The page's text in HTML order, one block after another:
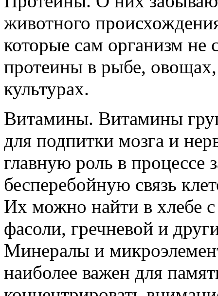
животного
которые сам организм не
протеины в рыбе,
культурах.
Витамины. Витамины
для подпитки мозга и
главную роль в процессе
бесперебойную связь
Их можно найти в хлебе
фасоли, гречневой и
Минералы и
наиболее важен для